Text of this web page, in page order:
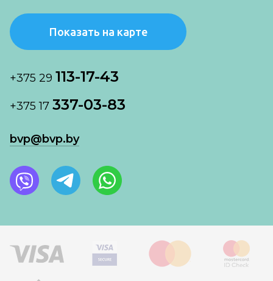
Показать на карте
+375 29 113-17-43
+375 17 337-03-83
bvp@bvp.by